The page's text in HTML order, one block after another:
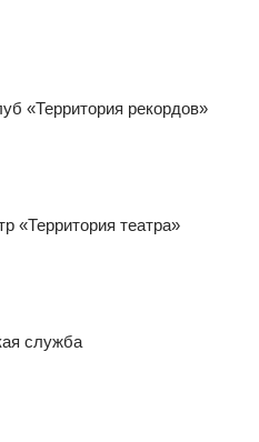
«Территория рекордов»
«Территория театра»
служба